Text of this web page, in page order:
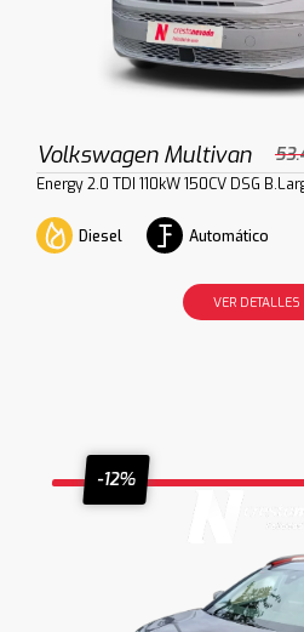
Volkswagen Multivan
Energy 2.0 TDI 110kW 150CV DSG
Diesel Automático
VER DETALLES
-12%